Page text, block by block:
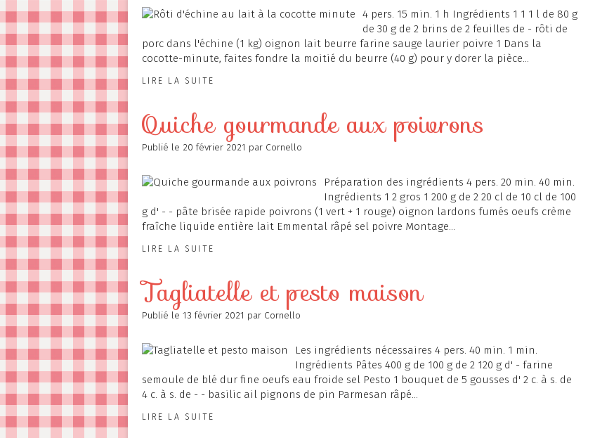
4 pers. 15 min. 1 h Ingrédients 1 1 1 l de 80 g
de 30 g de 2 brins de 2 feuilles de - rôti de
porc dans l'échine (1 kg) oignon lait beurre farine sauge laurier poivre 1 Dans la
cocotte-minute, faites fondre la moitié du beurre (40 g) pour y dorer la pièce...
LIRE LA SUITE
Quiche gourmande aux poivrons
Publié le 20 février 2021 par Cornello
Préparation des ingrédients 4 pers. 20 min. 40 min.
Ingrédients 1 2 gros 1 200 g de 2 20 cl de 10 cl de 100
g d' - - pâte brisée rapide poivrons (1 vert + 1 rouge) oignon lardons fumés oeufs crème
fraîche liquide entière lait Emmental râpé sel poivre Montage...
LIRE LA SUITE
Tagliatelle et pesto maison
Publié le 13 février 2021 par Cornello
Les ingrédients nécessaires 4 pers. 40 min. 1 min.
Ingrédients Pâtes 400 g de 100 g de 2 120 g d' - farine
semoule de blé dur fine oeufs eau froide sel Pesto 1 bouquet de 5 gousses d' 2 c. à s. de
4 c. à s. de - - basilic ail pignons de pin Parmesan râpé...
LIRE LA SUITE